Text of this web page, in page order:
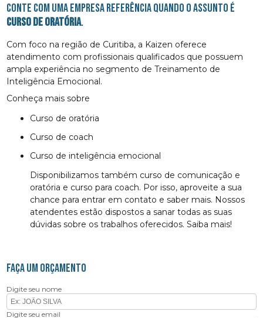
Conte com uma empresa referência quando o assunto é
curso de oratória.
Com foco na região de Curitiba, a Kaizen oferece
atendimento com profissionais qualificados que possuem
ampla experiência no segmento de Treinamento de
Inteligência Emocional.
Conheça mais sobre
curso de oratória
curso de coach
curso de inteligência emocional
Disponibilizamos também curso de comunicação e
oratória e curso para coach. Por isso, aproveite a sua
chance para entrar em contato e saber mais. Nossos
atendentes estão dispostos a sanar todas as suas
dúvidas sobre os trabalhos oferecidos. Saiba mais!
FAÇA UM ORÇAMENTO
Digite seu nome
Digite seu email